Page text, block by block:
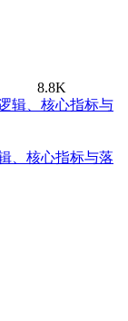
8.8K
、核心指标与落